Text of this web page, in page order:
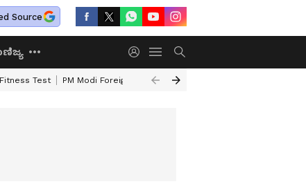
Source
Test PM Modi Foreign Travel Expenditure